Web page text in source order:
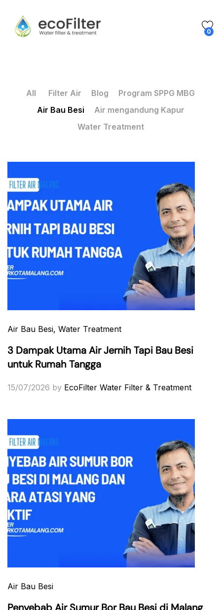
0
All Filter Air Blog
Program SPPG MBG
Air Bau Besi
Air mengandung Kapur
Water Treatment
Air Bau Besi, Water Treatment
3 Dampak Utama Air Jernih Tapi Bau Besi
untuk Rumah Tangga
15/07/2026 by EcoFilter Water Filter & Treatment
Air Bau Besi
Penyebab Air Sumur Bor Bau Besi di Malang